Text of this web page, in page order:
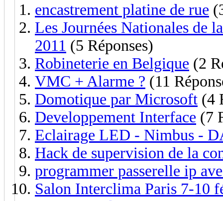
encastrement platine de rue
Les Journées Nationales de
2011 (5 Réponses)
Robineterie en Belgique (2
VMC + Alarme ? (11
Domotique par Microsoft (4
Developpement Interface (7
Eclairage LED - Nimbus -
Hack de supervision de la
programmer passerelle ip
Salon Interclima Paris 7-10